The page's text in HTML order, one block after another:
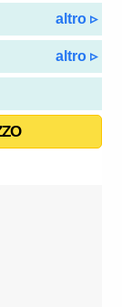
altro ▹
altro ▹